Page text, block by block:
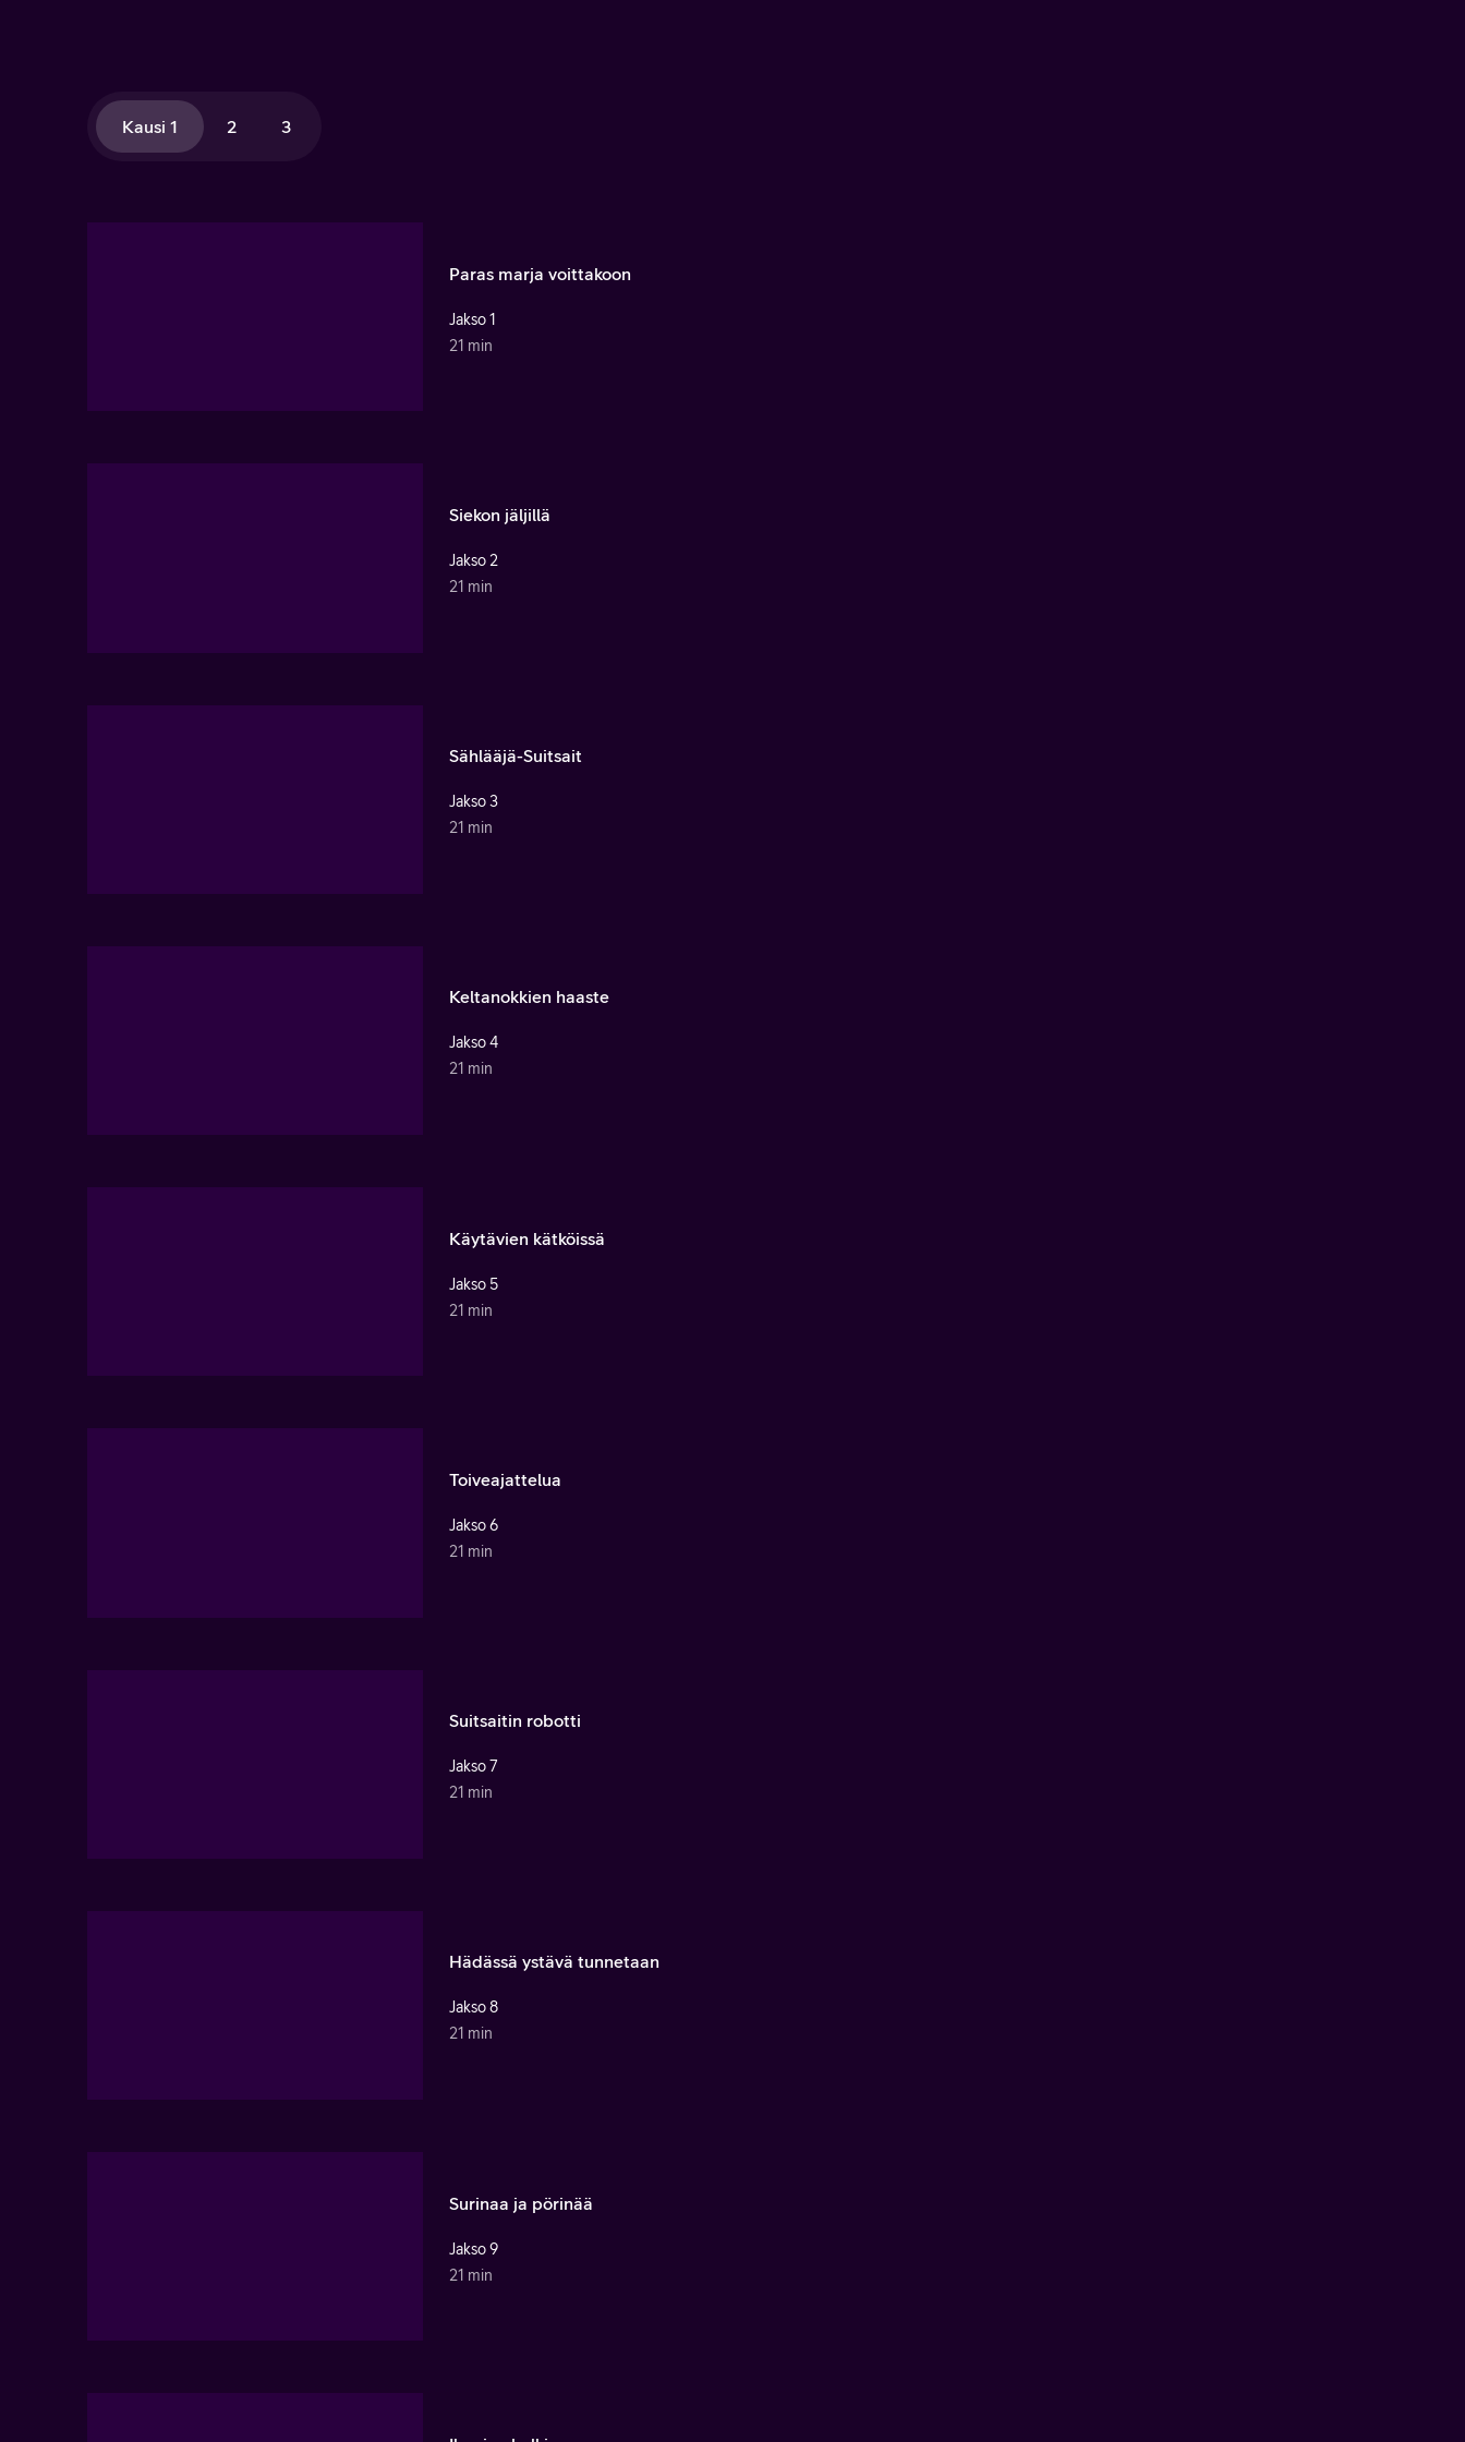
Kausi 1 2 3
Paras marja voittakoon
Jakso 1
21 min
Siekon jäljillä
Jakso 2
21 min
Sählääjä-Suitsait
Jakso 3
21 min
Keltanokkien haaste
Jakso 4
21 min
Käytävien kätköissä
Jakso 5
21 min
Toiveajattelua
Jakso 6
21 min
Suitsaitin robotti
Jakso 7
21 min
Hädässä ystävä tunnetaan
Jakso 8
21 min
Surinaa ja pörinää
Jakso 9
21 min